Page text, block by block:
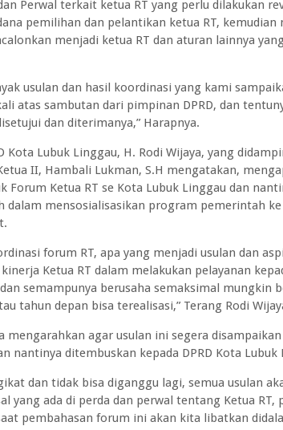
Perwal terkait ketua RT yang perlu dilakukan
pemilihan dan pelantikan ketua RT, kemudian
menjadi ketua RT dan aturan lainnya
usulan dan hasil koordinasi yang kami
atas sambutan dari pimpinan DPRD, dan
dan diterimanya,” Harapnya.
Kota Lubuk Linggau, H. Rodi Wijaya, yang
II, Hambali Lukman, S.H mengatakan,
Forum Ketua RT se Kota Lubuk Linggau dan
dalam mensosialisasikan program pemerintah ke
forum RT, apa yang menjadi usulan dan
Ketua RT dalam melakukan pelayanan
semampunya berusaha semaksimal mungkin
tahun depan bisa terealisasi,” Terang Rodi
mengarahkan agar usulan ini segera
nantinya ditembuskan kepada DPRD Kota Lubuk
dan tidak bisa diganggu lagi, semua usulan
yang ada di perda dan perwal tentang Ketua
pembahasan forum ini akan kita libatkan